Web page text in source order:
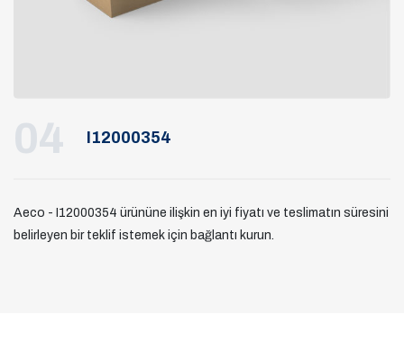
04 I12000354
Aeco - I12000354 ürününe ilişkin en iyi fiyatı ve teslimatın süresini
belirleyen bir teklif istemek için bağlantı kurun.